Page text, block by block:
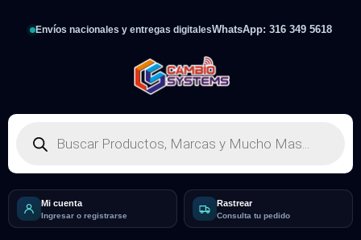
Envíos nacionales y entregas digitalesWhatsApp: 316 349 5618
Mi cuenta
Ingresar o registrarse
Rastrear
Consulta tu pedido